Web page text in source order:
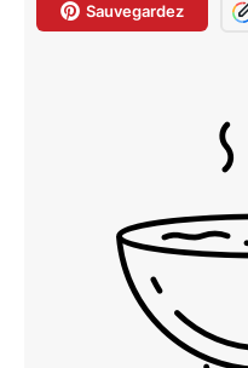
Sauvegardez